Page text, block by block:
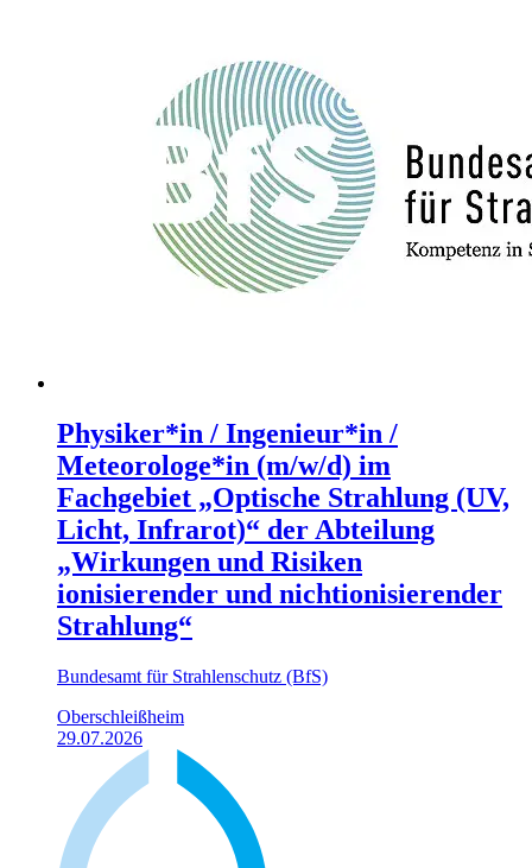
Physiker*in / Ingenieur*in /
Meteorologe*in (m/w/d) im
Fachgebiet „Optische Strahlung (UV,
Licht, Infrarot)“ der Abteilung
„Wirkungen und Risiken
ionisierender und nichtionisierender
Strahlung“
Bundesamt für Strahlenschutz (BfS)
Oberschleißheim
29.07.2026